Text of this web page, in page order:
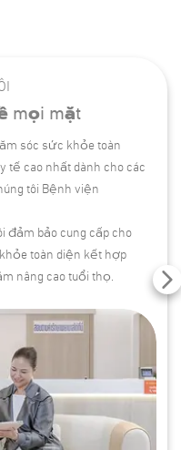
mọi mặt
sóc sức khỏe toàn
tế cao nhất dành cho các
tôi Bệnh viện
đảm bảo cung cấp cho
toàn diện kết hợp
nâng cao tuổi thọ.